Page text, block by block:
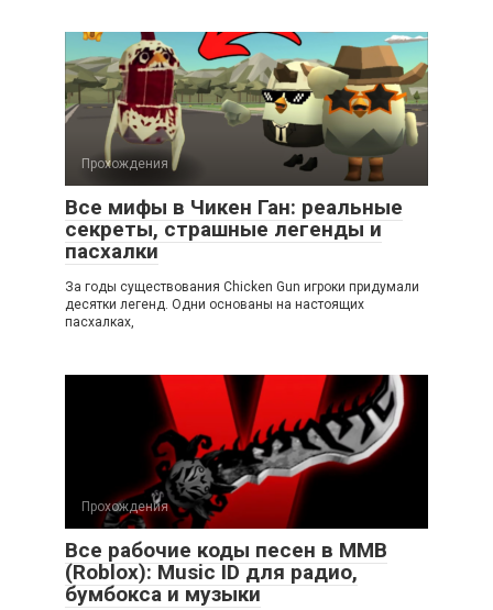
Прохождения
Все мифы в Чикен Ган: реальные
секреты, страшные легенды и
пасхалки
За годы существования Chicken Gun игроки придумали
десятки легенд. Одни основаны на настоящих
пасхалках,
Прохождения
Все рабочие коды песен в ММВ
(Roblox): Music ID для радио,
бумбокса и музыки